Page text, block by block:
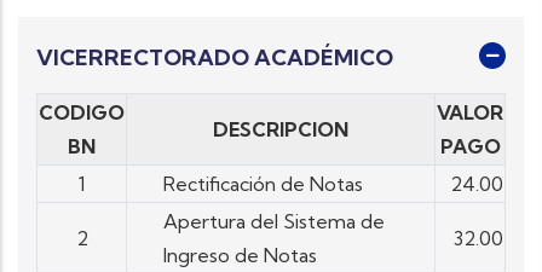
VICERRECTORADO ACADÉMICO
CODIGO
BN
DESCRIPCION
VALOR
PAGO
1
Rectificación de Notas 24.00
2
Apertura del Sistema de
Ingreso de Notas
32.00